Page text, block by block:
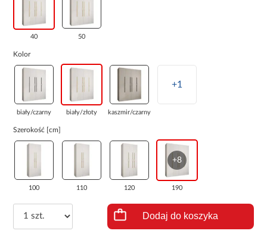
40 50
Kolor
biały/czarny biały/złoty kaszmir/czarny
+1
Szerokość [cm]
100 110 120
+8
190
Dodaj do koszyka